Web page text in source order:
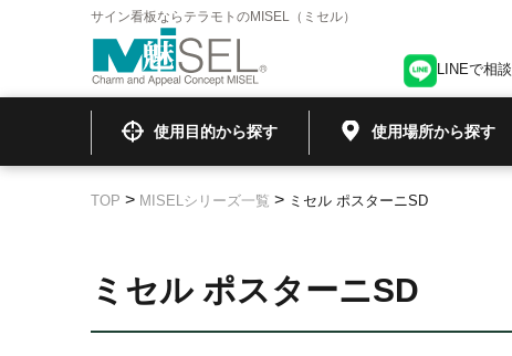
サイン看板ならテラモトのMISEL（ミセル）
LINEで相談
使用目的から探す 使用場所から探す
TOP > MISELシリーズ一覧 > ミセル ポスターニSD
ミセル ポスターニSD